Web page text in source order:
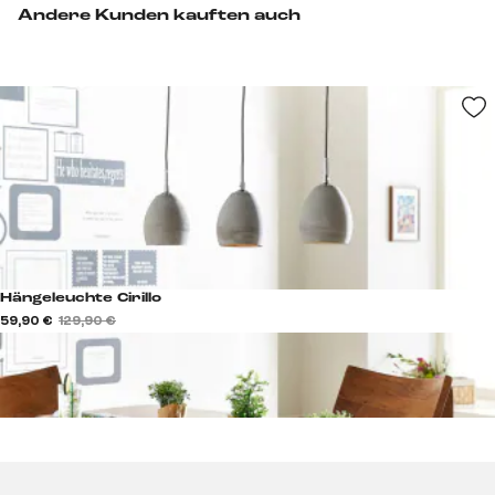
Andere Kunden kauften auch
Hängeleuchte Cirillo
59,90 € 129,90 €